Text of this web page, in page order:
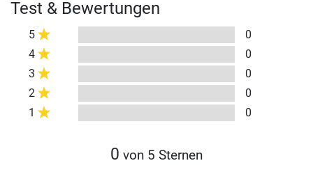
Test & Bewertungen
5
0
4
0
3
0
2
0
1
0
0 von 5 Sternen